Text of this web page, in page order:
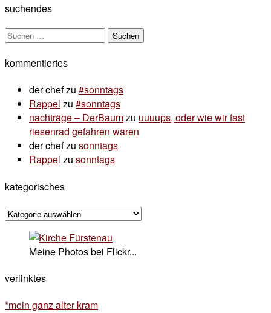
suchendes
Suchen
kommentiertes
der chefzu #sonntags
Rappel zu #sonntags
nachträge – DerBaumzu uuuups, oder wie wir fast
riesenrad gefahren wären
der chefzu sonntags
Rappel zu sonntags
kategorisches
kategorisches
Meine Photos bei Flickr...
verlinktes
*mein ganz alter kram